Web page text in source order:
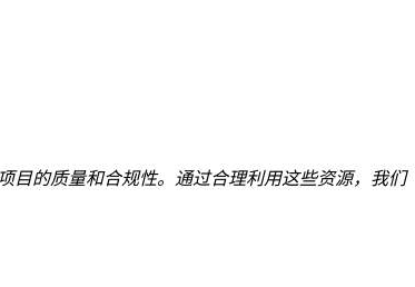
目的质量和合规性。通过合理利用这些资源，我们